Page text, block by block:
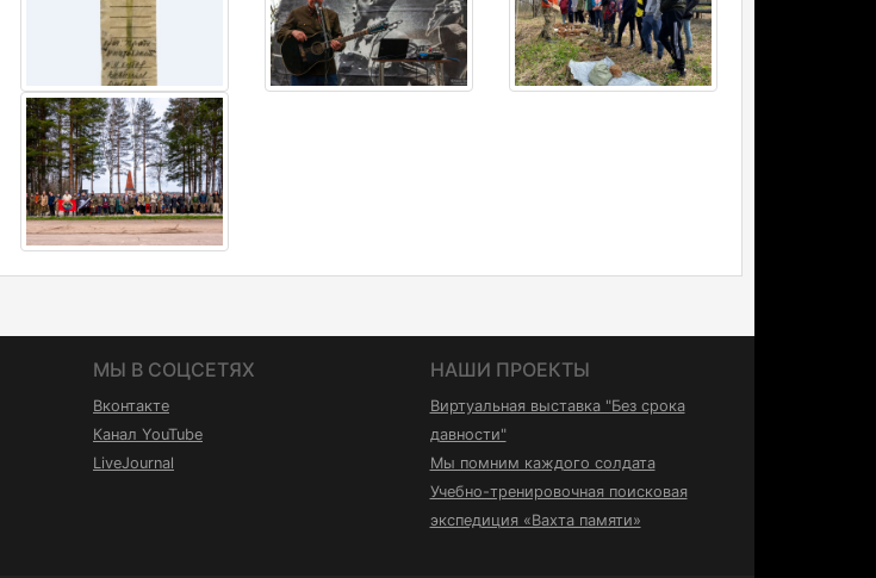
МЫ В СОЦСЕТЯХ
Вконтакте
Канал YouTube
LiveJournal
НАШИ ПРОЕКТЫ
Виртуальная выставка "Без срока
давности"
Мы помним каждого солдата
Учебно-тренировочная поисковая
экспедиция «Вахта памяти»